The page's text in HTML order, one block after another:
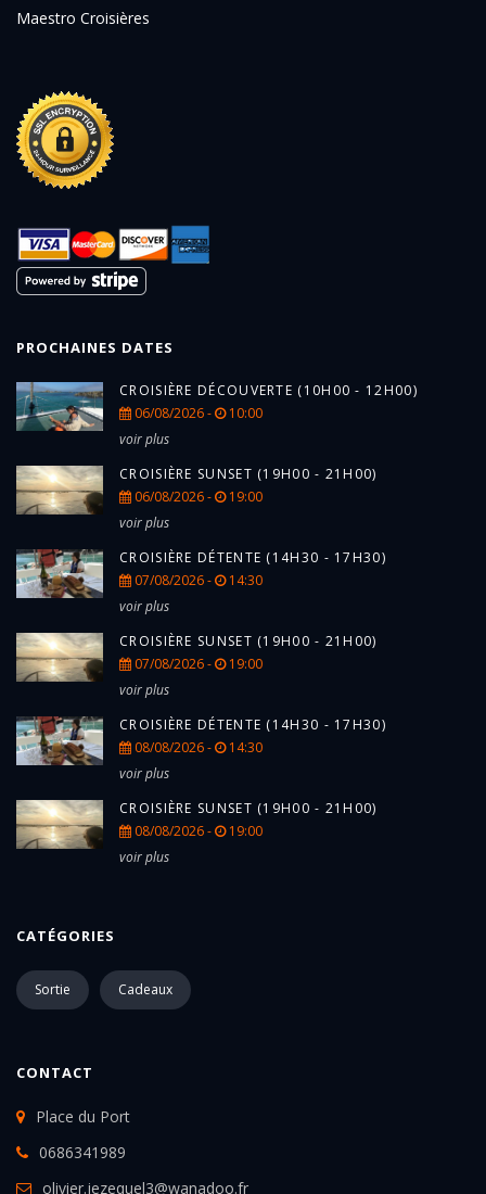
Maestro Croisières
PROCHAINES DATES
CROISIÈRE DÉCOUVERTE (10H00 - 12H00)
06/08/2026 -
10:00
voir plus
CROISIÈRE SUNSET (19H00 - 21H00)
06/08/2026 -
19:00
voir plus
CROISIÈRE DÉTENTE (14H30 - 17H30)
07/08/2026 -
14:30
voir plus
CROISIÈRE SUNSET (19H00 - 21H00)
07/08/2026 -
19:00
voir plus
CROISIÈRE DÉTENTE (14H30 - 17H30)
08/08/2026 -
14:30
voir plus
CROISIÈRE SUNSET (19H00 - 21H00)
08/08/2026 -
19:00
voir plus
CATÉGORIES
Sortie Cadeaux
CONTACT
Place du Port
0686341989
olivier.jezequel3@wanadoo.fr